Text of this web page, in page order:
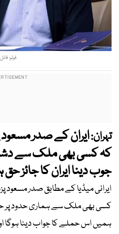
فوٹو: فائل
تہران:ایران کے صدر
کہ کسی بھی ملک سے
جوب دینا ایران کا جائز
ایرانی میڈیا کے مطابق صدر مسعود
کسی بھی ملک سے ہماری حدود پر
ہمیں اس حملے کا جواب دینا ہوگا